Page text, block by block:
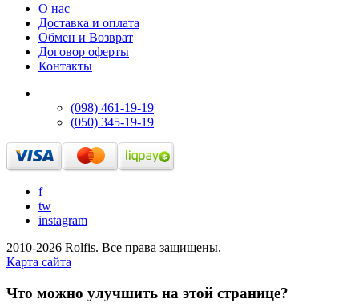
О нас
Доставка и оплата
Обмен и Возврат
Договор оферты
Контакты
(098) 461-19-19
(050) 345-19-19
f
tw
instagram
2010-2026 Rolfis. Все права защищены.
Карта сайта
Что можно улучшить на этой странице?